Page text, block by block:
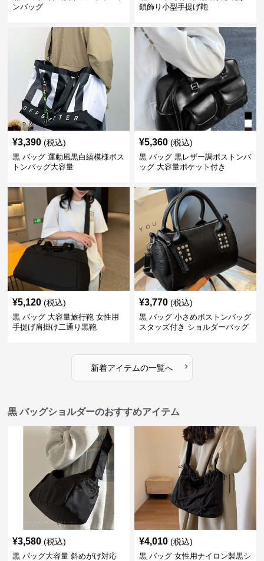
ンバッグ
鎖飾り小型手提げ鞄
¥3,390 (税込)
黒 バッグ 運動風黒白縞模様ボス
トンバッグ大容量
¥5,360 (税込)
黒 バッグ 黒レザー調ボストンバ
ッグ 大容量ポケット付き
¥5,120 (税込)
黒 バッグ 大容量旅行鞄 女性用
手提げ肩掛け二通り黒鞄
¥3,770 (税込)
黒 バッグ 小さめボストンバッグ
スタッズ付き ショルダーバッグ
新着アイテムの一覧へ ›
黒 バッグショルダーのおすすめアイテム
¥3,580 (税込)
黒 バッグ大容量 斜めがけ対応
¥4,010 (税込)
黒 バッグ 女性用ナイロン製黒シ